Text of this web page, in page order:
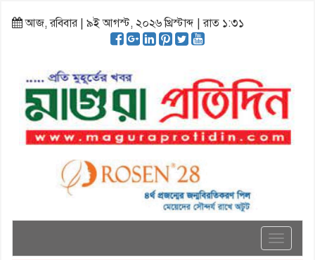
আজ, রবিবার | ৯ই আগস্ট, ২০২৬ খ্রিস্টাব্দ | রাত ১:৩১
Toggle